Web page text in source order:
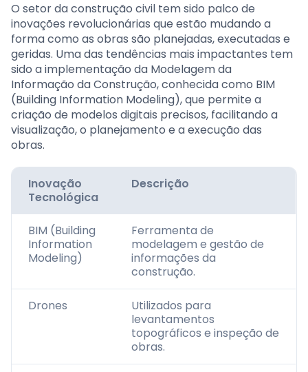
O setor da construção civil tem sido palco de
inovações revolucionárias que estão mudando a
forma como as obras são planejadas, executadas e
geridas. Uma das tendências mais impactantes tem
sido a implementação da Modelagem da
Informação da Construção, conhecida como BIM
(Building Information Modeling), que permite a
criação de modelos digitais precisos, facilitando a
visualização, o planejamento e a execução das
obras.
Inovação
Tecnológica
Descrição
BIM (Building
Information
Modeling)
Ferramenta de
modelagem e gestão de
informações da
construção.
Drones
Utilizados para
levantamentos
topográficos e inspeção de
obras.